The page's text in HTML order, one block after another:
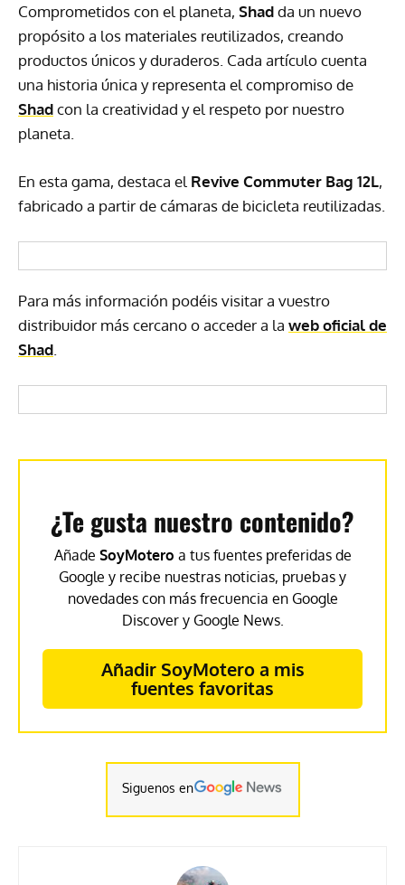
Comprometidos con el planeta, Shadda un nuevo
propósito a los materiales reutilizados, creando
productos únicos y duraderos. Cada artículo cuenta
una historia única y representa el compromiso de
Shadcon la creatividad y el respeto por nuestro
planeta.
En esta gama, destaca el Revive Commuter Bag 12L,
fabricado a partir de cámaras de bicicleta reutilizadas.
Para más información podéis visitar a vuestro
distribuidor más cercano o acceder a la web oficial de
Shad
¿Te gusta nuestro contenido?
Añade SoyMotero a tus fuentes preferidas de
Google y recibe nuestras noticias, pruebas y
novedades con más frecuencia en Google
Discover y Google News.
Añadir SoyMotero a mis
fuentes favoritas
Siguenos en